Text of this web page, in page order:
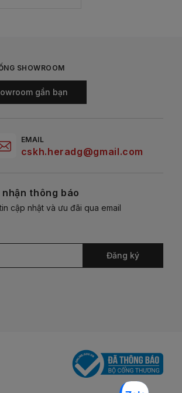
SHOWROOM
gần bạn
EMAIL
cskh.heradg@gmail.com
thông báo
cập nhật và ưu đãi qua email
Đăng ký